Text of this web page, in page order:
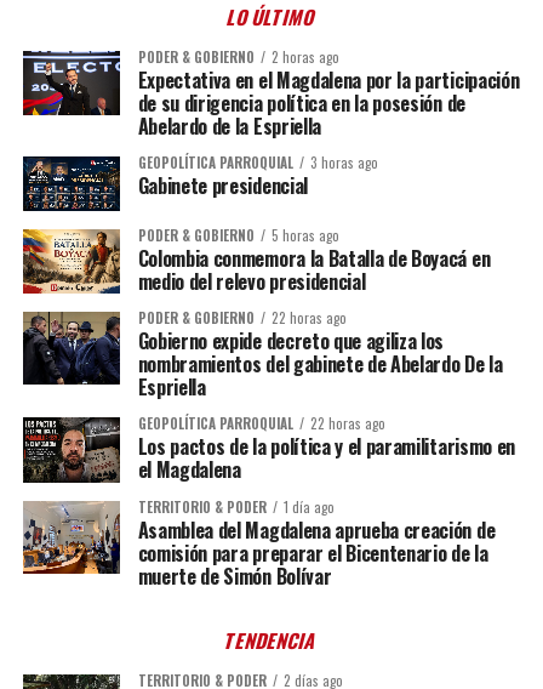
LO ÚLTIMO
PODER & GOBIERNO 2 horas ago
Expectativa en el Magdalena por la participación
de su dirigencia política en la posesión de
Abelardo de la Espriella
GEOPOLÍTICA PARROQUIAL 3 horas ago
Gabinete presidencial
PODER & GOBIERNO 5 horas ago
Colombia conmemora la Batalla de Boyacá en
medio del relevo presidencial
PODER & GOBIERNO 22 horas ago
Gobierno expide decreto que agiliza los
nombramientos del gabinete de Abelardo De la
Espriella
GEOPOLÍTICA PARROQUIAL 22 horas ago
Los pactos de la política y el paramilitarismo en
el Magdalena
TERRITORIO & PODER 1 día ago
Asamblea del Magdalena aprueba creación de
comisión para preparar el Bicentenario de la
muerte de Simón Bolívar
TENDENCIA
TERRITORIO & PODER 2 días ago